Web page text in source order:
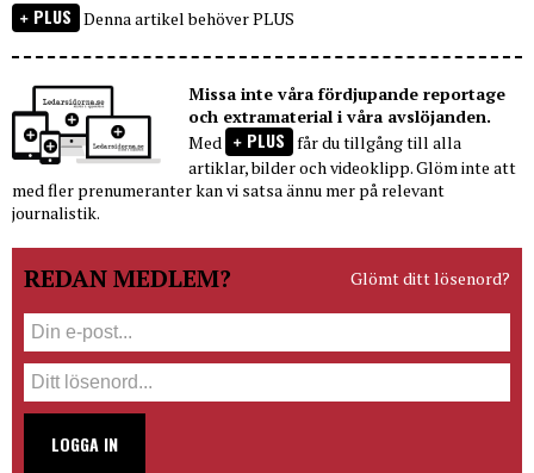
PLUS Denna artikel behöver PLUS
Missa inte våra fördjupande reportage
och extramaterial i våra avslöjanden.
Med
PLUS får du tillgång till alla
artiklar, bilder och videoklipp. Glöm inte att
med fler prenumeranter kan vi satsa ännu mer på relevant
journalistik.
REDAN MEDLEM? Glömt ditt lösenord?
LOGGA IN